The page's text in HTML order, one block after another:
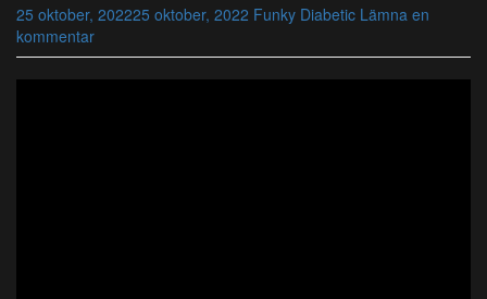
25 oktober, 202225 oktober, 2022 Funky Diabetic Lämna en
kommentar